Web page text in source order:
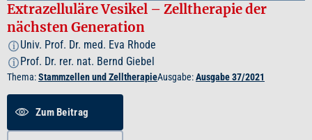
Extrazelluläre Vesikel – Zelltherapie der
nächsten Generation
i Univ. Prof. Dr. med. Eva Rhode
i Prof. Dr. rer. nat. Bernd Giebel
Thema:Stammzellen und ZelltherapieAusgabe:Ausgabe 37/2021
Zum Beitrag